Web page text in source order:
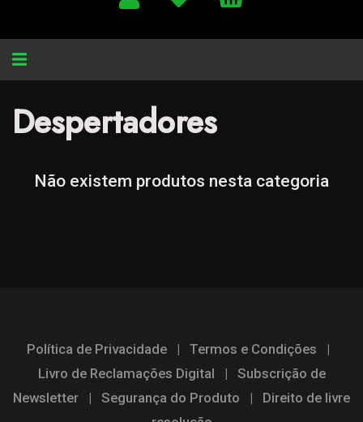
Alternar
Despertadores
Não existem produtos nesta categoria
Política de Privacidade | Termos e Condições |
Livro de Reclamações Digital | Subscrição de
Newsletter | Segurança do Produto | Direito de livre